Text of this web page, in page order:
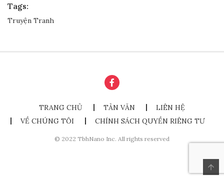
Tags:
Truyện Tranh
TRANG CHỦ TẢN VĂN
LIÊN HỆ
VỀ CHÚNG TÔI
CHÍNH SÁCH QUYỀN RIÊNG TƯ
© 2022 TbhNano Inc. All rights reserved